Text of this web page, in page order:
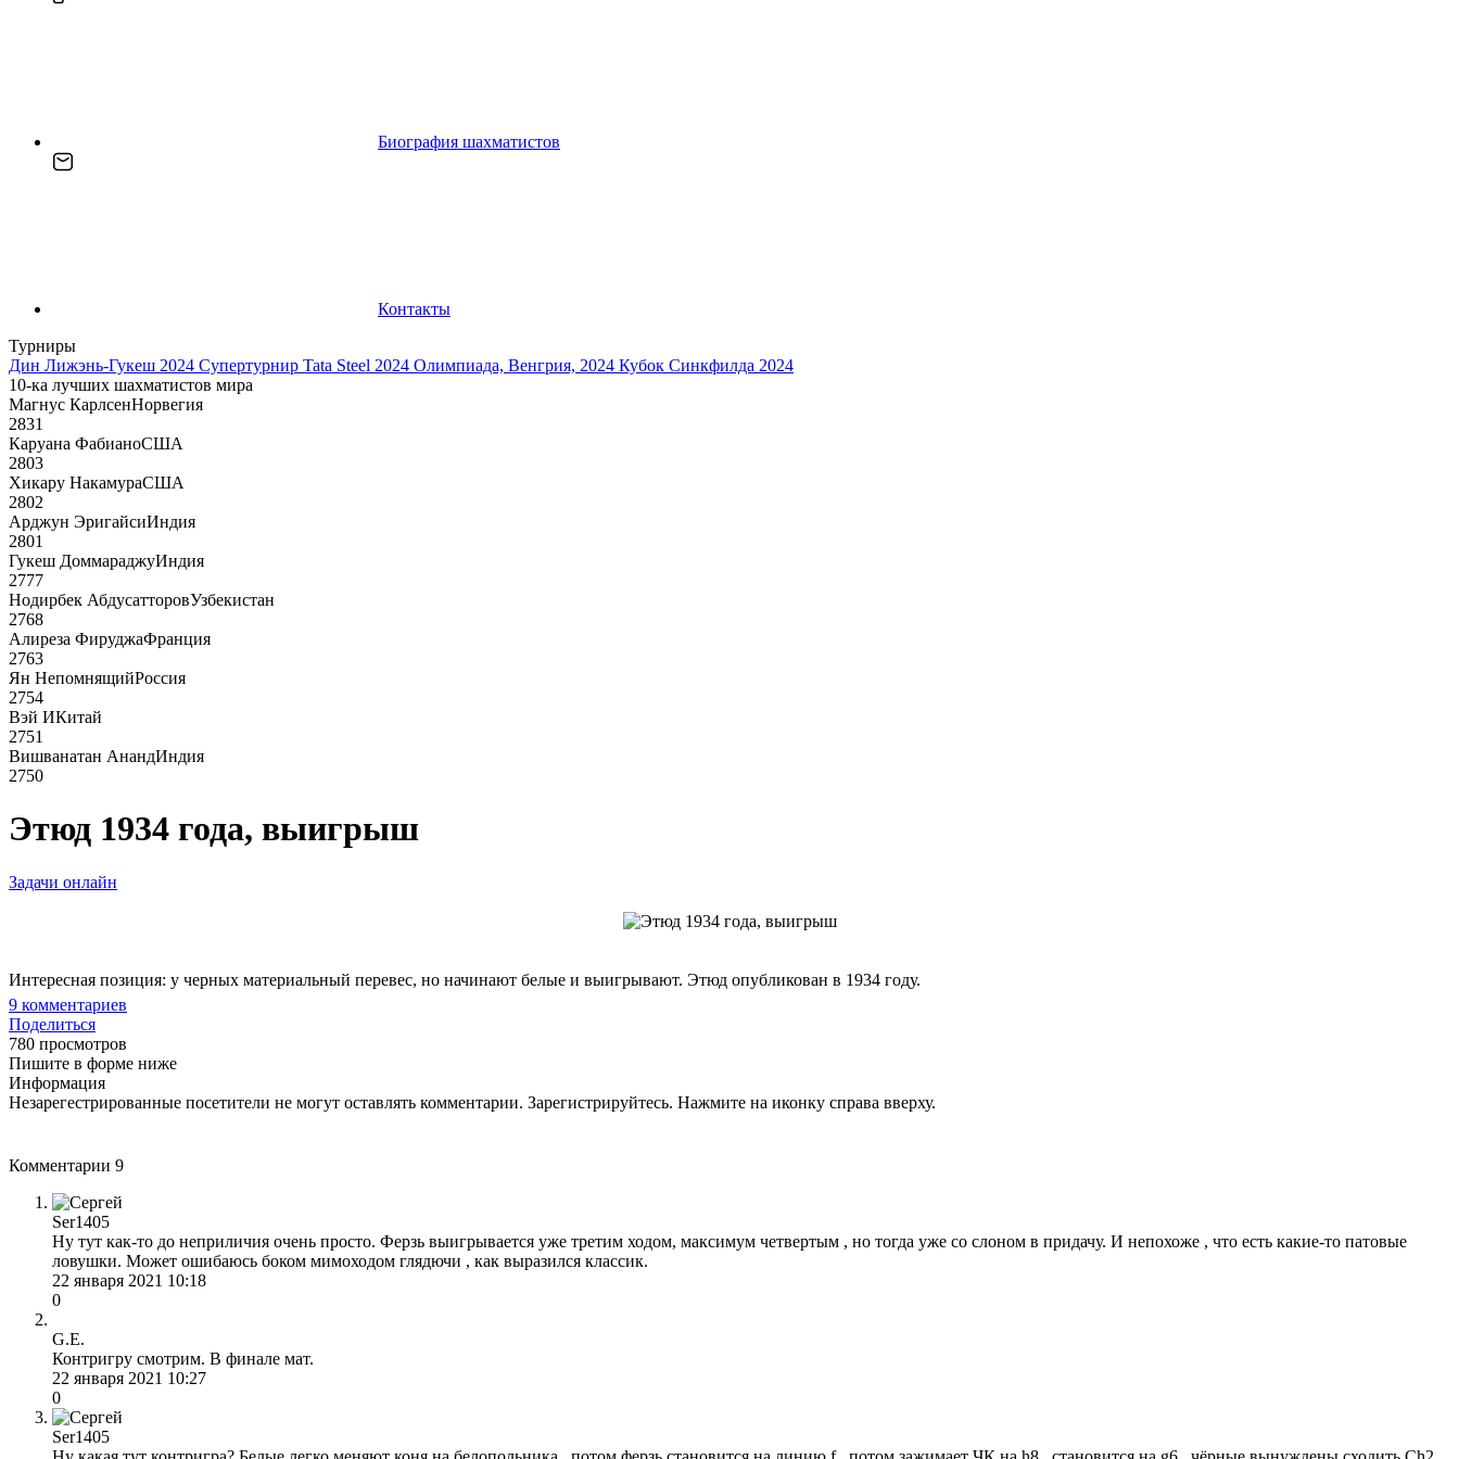
Биография шахматистов
Контакты
Турниры
Дин Лижэнь-Гукеш 2024 Супертурнир Tata Steel 2024 Олимпиада, Венгрия, 2024 Кубок Синкфилда 2024
10-ка лучших шахматистов мира
Магнус КарлсенНорвегия
2831
Каруана ФабианоСША
2803
Хикару НакамураСША
2802
Арджун ЭригайсиИндия
2801
Гукеш ДоммараджуИндия
2777
Нодирбек АбдусатторовУзбекистан
2768
Алиреза ФируджаФранция
2763
Ян НепомнящийРоссия
2754
Вэй ИКитай
2751
Вишванатан АнандИндия
2750
Этюд 1934 года, выигрыш
Задачи онлайн
Интересная позиция: у черных материальный перевес, но начинают белые и выигрывают. Этюд опубликован в 1934 году.
9 комментариев
Поделиться
780 просмотров
Пишите в форме ниже
Информация
Незарегестрированные посетители не могут оставлять комментарии. Зарегистрируйтесь. Нажмите на иконку справа вверху.
Комментарии 9
Ser1405
Ну тут как-то до неприличия очень просто. Ферзь выигрывается уже третим ходом, максимум четвертым , но тогда уже со слоном в придачу. И непохоже , что есть какие-то патовые
ловушки. Может ошибаюсь боком мимоходом глядючи , как выразился классик.
22 января 2021 10:18
0
G.E.
Контригру смотрим. В финале мат.
22 января 2021 10:27
0
Ser1405